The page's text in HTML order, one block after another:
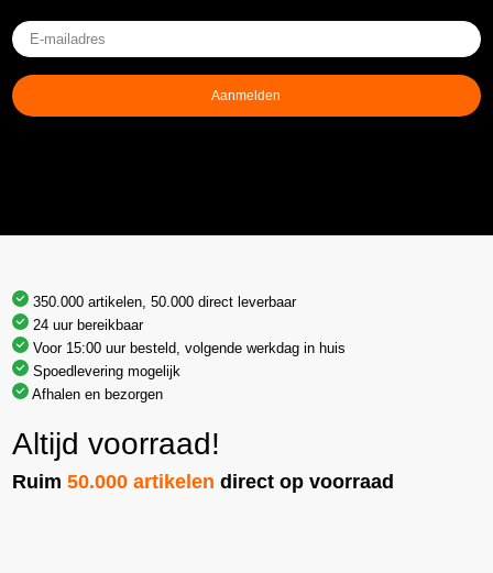
E-
mailadres(Vereist)
Aanmelden
350.000 artikelen, 50.000 direct leverbaar
24 uur bereikbaar
Voor 15:00 uur besteld, volgende werkdag in huis
Spoedlevering mogelijk
Afhalen en bezorgen
Altijd voorraad!
Ruim50.000 artikelen direct op voorraad